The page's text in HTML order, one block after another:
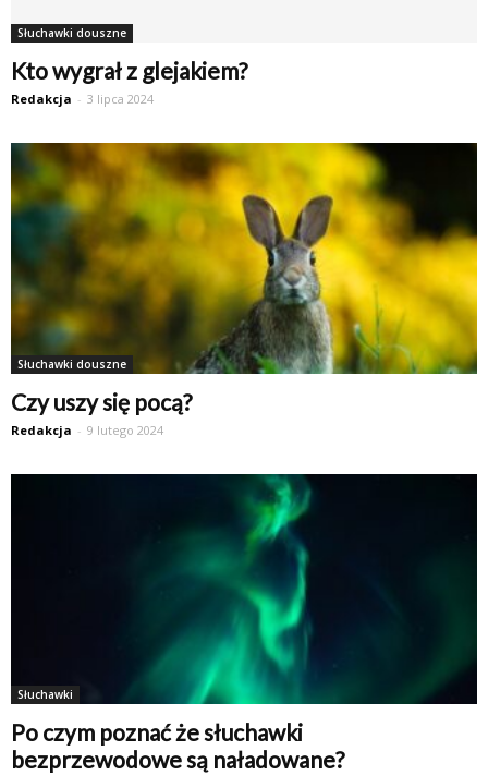
Słuchawki douszne
Kto wygrał z glejakiem?
Redakcja - 3 lipca 2024
Słuchawki douszne
Czy uszy się pocą?
Redakcja - 9 lutego 2024
Słuchawki
Po czym poznać że słuchawki
bezprzewodowe są naładowane?